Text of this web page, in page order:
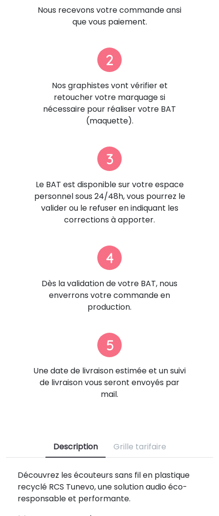
Nous recevons votre commande ansi
que vous paiement.
2
Nos graphistes vont vérifier et
retoucher votre marquage si
nécessaire pour réaliser votre BAT
(maquette).
3
Le BAT est disponible sur votre espace
personnel sous 24/48h, vous pourrez le
valider ou le refuser en indiquant les
corrections à apporter.
4
Dès la validation de votre BAT, nous
enverrons votre commande en
production.
5
Une date de livraison estimée et un suivi
de livraison vous seront envoyés par
mail.
Description Grille tarifaire
Découvrez les écouteurs sans fil en plastique
recyclé RCS Tunevo, une solution audio éco-
responsable et performante.